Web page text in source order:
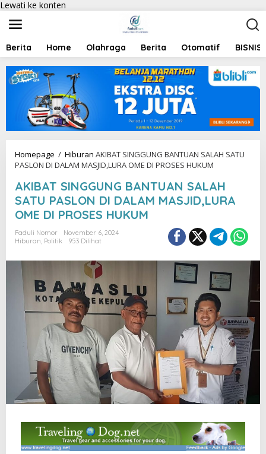
Lewati ke konten
Berita Home Olahraga Berita Otomatif BISNIS
Homepage / Hiburan AKIBAT SINGGUNG BANTUAN SALAH SATU
PASLON DI DALAM MASJID,LURA OME DI PROSES HUKUM
AKIBAT SINGGUNG BANTUAN SALAH
SATU PASLON DI DALAM MASJID,LURA
OME DI PROSES HUKUM
Faduli Nomor
November 6, 2024
Hiburan, Politik 953 Dilihat